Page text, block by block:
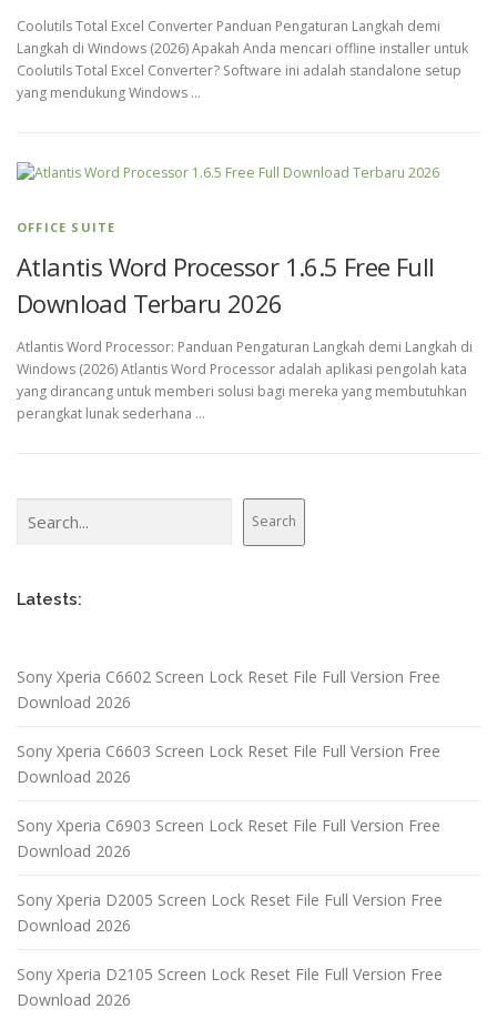
Coolutils Total Excel Converter Panduan Pengaturan Langkah demi
Langkah di Windows (2026) Apakah Anda mencari offline installer untuk
Coolutils Total Excel Converter? Software ini adalah standalone setup
yang mendukung Windows …
OFFICE SUITE
Atlantis Word Processor 1.6.5 Free Full
Download Terbaru 2026
Atlantis Word Processor: Panduan Pengaturan Langkah demi Langkah di
Windows (2026) Atlantis Word Processor adalah aplikasi pengolah kata
yang dirancang untuk memberi solusi bagi mereka yang membutuhkan
perangkat lunak sederhana …
Search
Latests:
Sony Xperia C6602 Screen Lock Reset File Full Version Free
Download 2026
Sony Xperia C6603 Screen Lock Reset File Full Version Free
Download 2026
Sony Xperia C6903 Screen Lock Reset File Full Version Free
Download 2026
Sony Xperia D2005 Screen Lock Reset File Full Version Free
Download 2026
Sony Xperia D2105 Screen Lock Reset File Full Version Free
Download 2026